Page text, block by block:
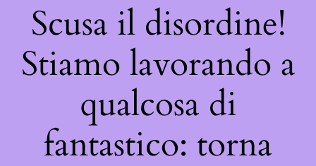
Scusa il disordine!
Stiamo lavorando a
qualcosa di
fantastico: torna